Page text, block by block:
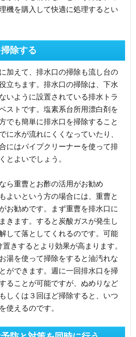
機を購入して快適に処理するとい
除する
加えて、排水口の掃除も流し台の
立ちます。排水口の掃除は、下水
いように設置されている排水トラ
ストです。塩素系台所用漂白剤を
でも簡単に排水口を掃除すること
に水が流れにくくなっていたり、
にはパイプクリーナーを使って排
とよいでしょう。
ら重曹とお酢の活用がお勧め
よいという方の場合には、重曹と
お勧めです。まず重曹を排水口に
きます。すると炭酸ガスが発生し
して落としてくれるのです。可能
きするとより効果が高まります。
湯を使って掃除をすると油汚れな
ができます。週に一回排水口を掃
ることが可能ですが、ぬめりなど
しくは３回ほど掃除すると、いつ
使えるのです。